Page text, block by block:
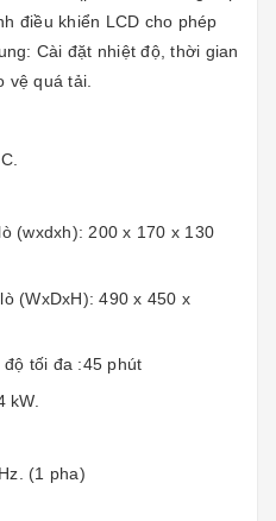
điều khiển LCD cho phép
Cài đặt nhiệt độ, thời gian
vệ quá tải.
(wxdxh): 200 x 170 x 130
(WxDxH): 490 x 450 x
tối đa :45 phút
kW.
(1 pha)